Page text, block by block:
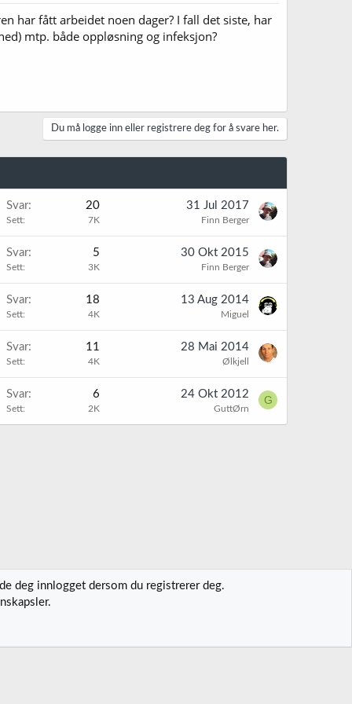
har fått arbeidet noen dager? I fall det siste, har
mtp. både oppløsning og infeksjon?
Du må logge inn eller registrere deg for å svare her.
Svar 20
Sett 7K
31 Jul 2017
Finn Berger
Svar 5
Sett 3K
30 Okt 2015
Finn Berger
Svar 18
Sett 4K
13 Aug 2014
Miguel
Svar 11
Sett 4K
28 Mai 2014
Ølkjell
Svar 6
Sett 2K
24 Okt 2012
GuttØrn
G
oss Vilkår og regler
deg innlogget dersom du registrerer deg.